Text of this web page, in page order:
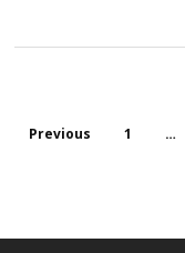
Previous 1 …